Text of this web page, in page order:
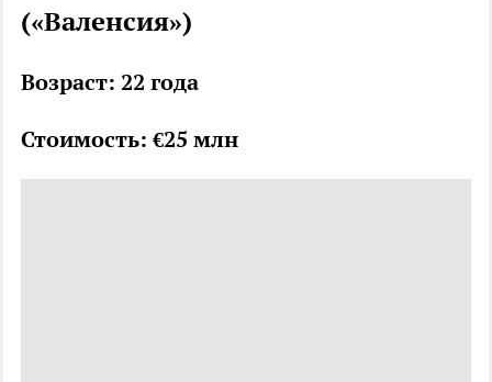
(«Валенсия»)
Возраст: 22 года
Стоимость: €25 млн